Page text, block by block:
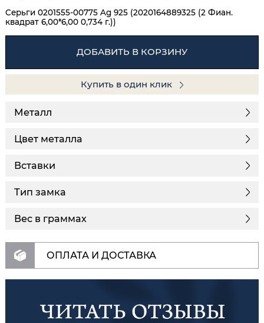
Серьги 0201555-00775 Ag 925 (2020164889325 (2 Фиан.
квадрат 6,00*6,00 0,734 г.))
ДОБАВИТЬ В КОРЗИНУ
Купить в один клик
Металл
Цвет металла
Вставки
Тип замка
Вес в граммах
ОПЛАТА И ДОСТАВКА